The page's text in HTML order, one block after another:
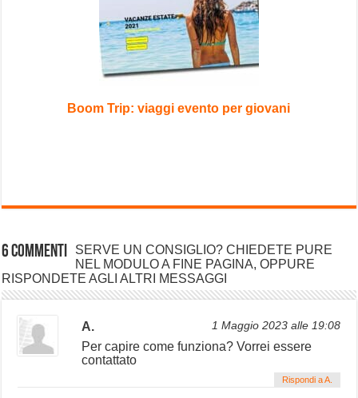
Boom Trip: viaggi evento per giovani
6 commenti
SERVE UN CONSIGLIO? CHIEDETE PURE
NEL MODULO A FINE PAGINA, OPPURE
RISPONDETE AGLI ALTRI MESSAGGI
A. 1 Maggio 2023 alle 19:08
Per capire come funziona? Vorrei essere
contattato
Rispondi a A.